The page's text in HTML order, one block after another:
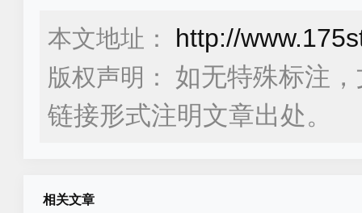
本文地址： http://
版权声明：
如无特殊标注
链接形式注明文章出处。
相关文章